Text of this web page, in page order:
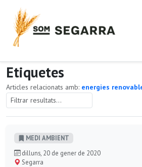
Etiquetes
Articles relacionats amb: energies
MEDI AMBIENT
dilluns, 20 de gener de 2020
Segarra